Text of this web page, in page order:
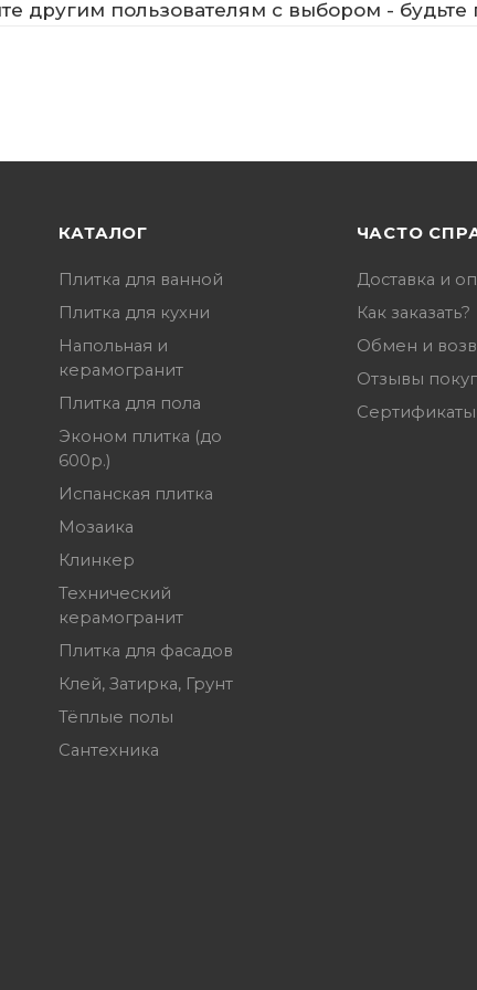
другим пользователям с выбором -
КАТАЛОГ
Плитка для ванной
Плитка для кухни
Напольная и
керамогранит
Плитка для пола
Эконом плитка (до
600р.)
Испанская плитка
Мозаика
Клинкер
Технический
керамогранит
Плитка для фасадов
Клей, Затирка, Грунт
Тёплые полы
Сантехника
ЧАСТО
Доставка и
Как заказать?
Обмен и
Отзывы
Сертификаты